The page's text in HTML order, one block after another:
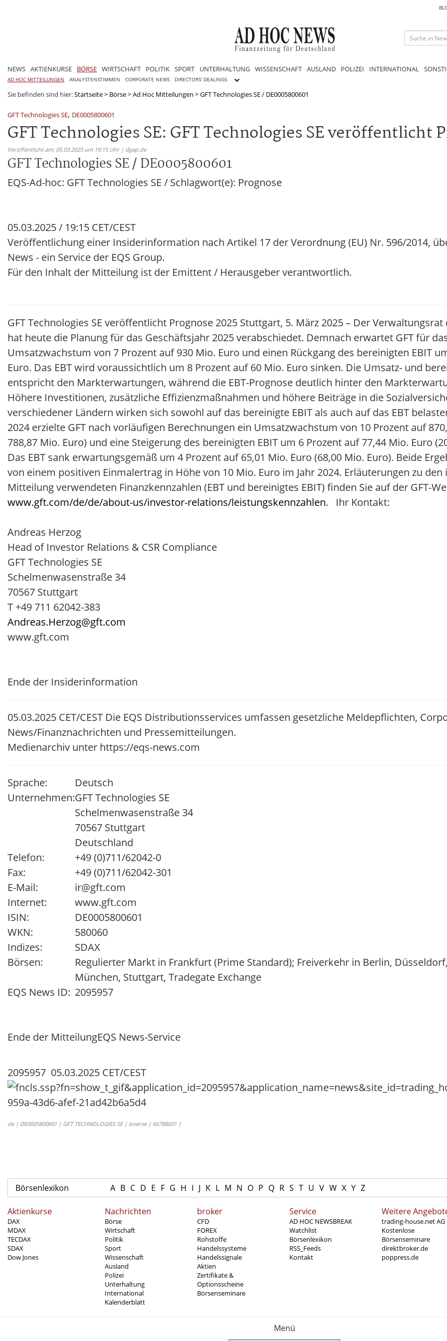
NEWS AKTIENKURSE BÖRSE WIRTSCHAFT POLITIK SPORT UNTERHALTUNG WISSENSCHAFT AUSLAND POLIZEI INTERNATIONAL
AD HOC MITTEILUNGEN ANALYSTENSTIMMEN CORPORATE NEWS DIRECTORS' DEALINGS
Sie befinden sind hier:Startseite> Börse>Ad Hoc Mitteilungen >GFT Technologies SE / DE0005800601
GFT Technologies SE, DE0005800601
GFT Technologies SE: GFT Technologies SE veröffentlicht
Veröffentlicht am: 05.03.2025 um 19:15 Uhr | dgap.de
GFT Technologies SE / DE0005800601
EQS-Ad-hoc: GFT Technologies SE / Schlagwort(e): Prognose
05.03.2025 / 19:15 CET/CEST
Veröffentlichung einer Insiderinformation nach Artikel 17 der Verordnung (EU) Nr. 596/2014,
News - ein Service der EQS Group.
Für den Inhalt der Mitteilung ist der Emittent / Herausgeber verantwortlich.
GFT Technologies SE veröffentlicht Prognose 2025 Stuttgart, 5. März 2025 – Der Verwaltungsrat
hat heute die Planung für das Geschäftsjahr 2025 verabschiedet. Demnach erwartet GFT für
Umsatzwachstum von 7 Prozent auf 930 Mio. Euro und einen Rückgang des bereinigten EBIT
Euro. Das EBT wird voraussichtlich um 8 Prozent auf 60 Mio. Euro sinken. Die Umsatz- und
entspricht den Markterwartungen, während die EBT-Prognose deutlich hinter den
Höhere Investitionen, zusätzliche Effizienzmaßnahmen und höhere Beiträge in die
verschiedener Ländern wirken sich sowohl auf das bereinigte EBIT als auch auf das EBT
2024 erzielte GFT nach vorläufigen Berechnungen ein Umsatzwachstum von 10 Prozent auf
788,87 Mio. Euro) und eine Steigerung des bereinigten EBIT um 6 Prozent auf 77,44 Mio. Euro
Das EBT sank erwartungsgemäß um 4 Prozent auf 65,01 Mio. Euro (68,00 Mio. Euro). Beide
von einem positiven Einmalertrag in Höhe von 10 Mio. Euro im Jahr 2024. Erläuterungen zu den
Mitteilung verwendeten Finanzkennzahlen (EBT und bereinigtes EBIT) finden Sie auf der GFT-
www.gft.com/de/de/about-us/investor-relations/leistungskennzahlen. Ihr Kontakt:
Andreas Herzog
Head of Investor Relations & CSR Compliance
GFT Technologies SE
Schelmenwasenstraße 34
70567 Stuttgart
T +49 711 62042-383
Andreas.Herzog@gft.com
www.gft.com
Ende der Insiderinformation
05.03.2025 CET/CEST Die EQS Distributionsservices umfassen gesetzliche Meldepflichten,
News/Finanznachrichten und Pressemitteilungen.
Medienarchiv unter https://eqs-news.com
Sprache:
Deutsch
Unternehmen:GFT Technologies SE
Schelmenwasenstraße 34
70567 Stuttgart
Deutschland
Telefon:
+49 (0)711/62042-0
Fax:
+49 (0)711/62042-301
E-Mail:
ir@gft.com
Internet:
www.gft.com
ISIN:
DE0005800601
WKN:
580060
Indizes:
SDAX
Börsen:
Regulierter Markt in Frankfurt (Prime Standard); Freiverkehr in Berlin,
München, Stuttgart, Tradegate Exchange
EQS News ID: 2095957
Ende der MitteilungEQS News-Service
2095957 05.03.2025 CET/CEST
de | DE0005800601 | GFT TECHNOLOGIES SE | boerse | 66788601 |
Börsenlexikon A B C D E F G H I J K L M N O P Q R S T U V W X Y Z
Aktienkurse
DAX
MDAX
TECDAX
SDAX
Dow Jones
Nachrichten
Börse
Wirtschaft
Politik
Sport
Wissenschaft
Ausland
Polizei
Unterhaltung
International
Kalenderblatt
broker
CFD
FOREX
Rohstoffe
Handelssysteme
Handelssignale
Aktien
Zertifikate &
Optionsscheine
Börsenseminare
Service
AD HOC NEWSBREAK
Watchlist
Börsenlexikon
RSS_Feeds
Kontakt
Weitere
trading-house.net AG
Kostenlose
Börsenseminare
direktbroker.de
poppress.de
Menü